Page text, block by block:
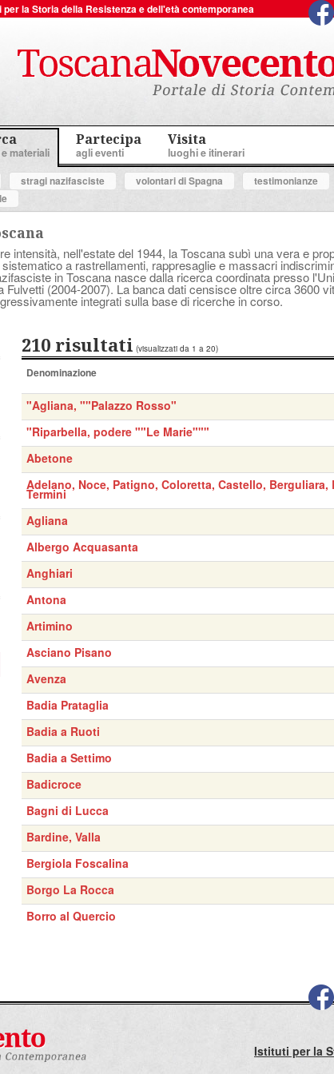
per la Storia della Resistenza e dell'età contemporanea
materiali
Partecipa
agli eventi
Visita
luoghi e itinerari
stragi nazifasciste volontari di Spagna testimonianze
intensità, nell'estate del 1944, la Toscana subì una vera e
a rastrellamenti, rappresaglie e massacri
in Toscana nasce dalla ricerca coordinata presso
Fulvetti (2004-2007). La banca dati censisce oltre circa 3600
integrati sulla base di ricerche in corso.
210 risultati (visualizzati da 1 a 20)
Denominazione
"Agliana, ""Palazzo Rosso"
"Riparbella, podere ""Le Marie"""
Abetone
Adelano, Noce, Patigno, Coloretta, Castello,
Termini
Agliana
Albergo Acquasanta
Anghiari
Antona
Artimino
Asciano Pisano
Avenza
Badia Prataglia
Badia a Ruoti
Badia a Settimo
Badicroce
Bagni di Lucca
Bardine, Valla
Bergiola Foscalina
Borgo La Rocca
Borro al Quercio
Istituti per la